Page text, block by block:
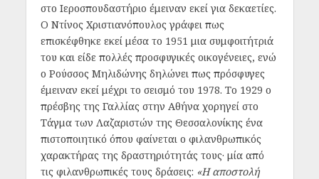
στο Ιεροσπουδαστήριο έμειναν εκεί για δεκαετίες.
Ο Ντίνος Χριστιανόπουλος γράφει πως
επισκέφθηκε εκεί μέσα το 1951 μια συμφοιτήτριά
του και είδε πολλές προσφυγικές οικογένειες, ενώ
ο Ρούσσος Μηλιδώνης δηλώνει πως πρόσφυγες
έμειναν εκεί μέχρι το σεισμό του 1978. Το 1929 ο
πρέσβης της Γαλλίας στην Αθήνα χορηγεί στο
Τάγμα των Λαζαριστών της Θεσσαλονίκης ένα
πιστοποιητικό όπου φαίνεται ο φιλανθρωπικός
χαρακτήρας της δραστηριότητάς τους· μία από
τις φιλανθρωπικές τους δράσεις: «Η αποστολή